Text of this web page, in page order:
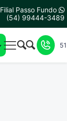
Filial Passo Fundo
(54) 99444-3489